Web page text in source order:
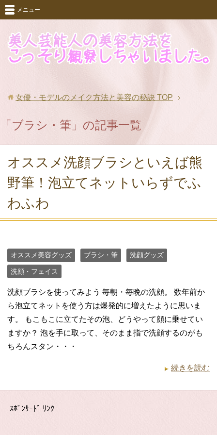
メニュー
女優・モデルのメイク方法と美容の秘訣 TOP
「ブラシ・筆」の記事一覧
オススメ洗顔ブラシといえば熊
野筆！泡立てネットいらずでふ
わふわ
オススメ美容グッズ ブラシ・筆 洗顔グッズ
洗顔・フェイス
洗顔ブラシを使ってみよう 毎朝・毎晩の洗顔。 数年前か
ら泡立てネットを使う方は爆発的に増えたように思いま
す。 もこもこに立てたその泡、どうやって顔に乗せてい
ますか？ 泡を手に取って、そのまま指で洗顔するのがも
ちろんスタン・・・
続きを読む
ｽﾎﾟﾝｻｰﾄﾞ ﾘﾝｸ